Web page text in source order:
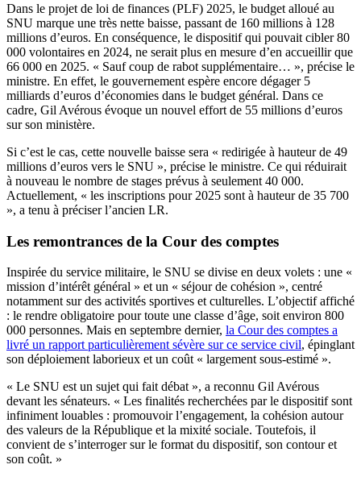
Dans le projet de loi de finances (PLF) 2025, le budget alloué au
SNU marque une très nette baisse, passant de 160 millions à 128
millions d’euros. En conséquence, le dispositif qui pouvait cibler 80
000 volontaires en 2024, ne serait plus en mesure d’en accueillir que
66 000 en 2025. « Sauf coup de rabot supplémentaire… », précise le
ministre. En effet, le gouvernement espère encore dégager 5
milliards d’euros d’économies dans le budget général. Dans ce
cadre, Gil Avérous évoque un nouvel effort de 55 millions d’euros
sur son ministère.
Si c’est le cas, cette nouvelle baisse sera « redirigée à hauteur de 49
millions d’euros vers le SNU », précise le ministre. Ce qui réduirait
à nouveau le nombre de stages prévus à seulement 40 000.
Actuellement, « les inscriptions pour 2025 sont à hauteur de 35 700
», a tenu à préciser l’ancien LR.
Les remontrances de la Cour des comptes
Inspirée du service militaire, le SNU se divise en deux volets : une «
mission d’intérêt général » et un « séjour de cohésion », centré
notamment sur des activités sportives et culturelles. L’objectif affiché
: le rendre obligatoire pour toute une classe d’âge, soit environ 800
000 personnes. Mais en septembre dernier, la Cour des comptes a
livré un rapport particulièrement sévère sur ce service civil, épinglant
son déploiement laborieux et un coût « largement sous-estimé ».
« Le SNU est un sujet qui fait débat », a reconnu Gil Avérous
devant les sénateurs. « Les finalités recherchées par le dispositif sont
infiniment louables : promouvoir l’engagement, la cohésion autour
des valeurs de la République et la mixité sociale. Toutefois, il
convient de s’interroger sur le format du dispositif, son contour et
son coût. »